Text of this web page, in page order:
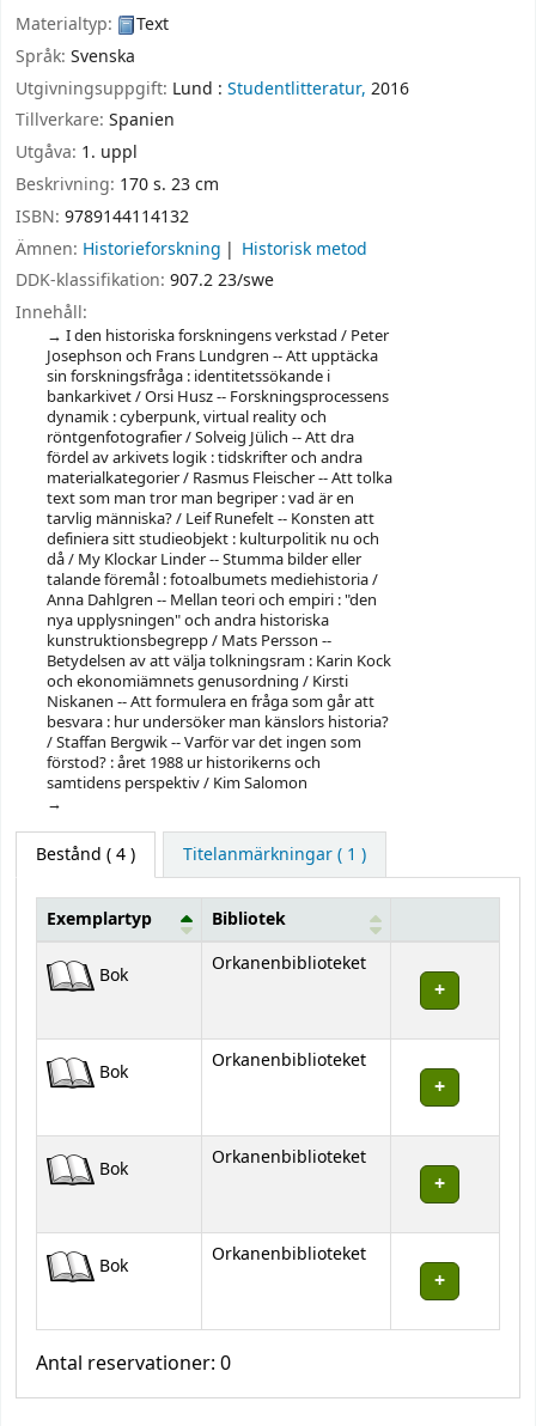
Materialtyp:
Text
Språk: Svenska
Utgivningsuppgift: Lund : Studentlitteratur, 2016
Tillverkare: Spanien
Utgåva: 1. uppl
Beskrivning: 170 s. 23 cm
ISBN: 9789144114132
Ämnen: Historieforskning
Historisk metod
DDK-klassifikation: 907.2 23/swe
Innehåll:
I den historiska forskningens verkstad / Peter
Josephson och Frans Lundgren -- Att upptäcka
sin forskningsfråga : identitetssökande i
bankarkivet / Orsi Husz -- Forskningsprocessens
dynamik : cyberpunk, virtual reality och
röntgenfotografier / Solveig Jülich -- Att dra
fördel av arkivets logik : tidskrifter och andra
materialkategorier / Rasmus Fleischer -- Att tolka
text som man tror man begriper : vad är en
tarvlig människa? / Leif Runefelt -- Konsten att
definiera sitt studieobjekt : kulturpolitik nu och
då / My Klockar Linder -- Stumma bilder eller
talande föremål : fotoalbumets mediehistoria /
Anna Dahlgren -- Mellan teori och empiri : "den
nya upplysningen" och andra historiska
kunstruktionsbegrepp / Mats Persson --
Betydelsen av att välja tolkningsram : Karin Kock
och ekonomiämnets genusordning / Kirsti
Niskanen -- Att formulera en fråga som går att
besvara : hur undersöker man känslors historia?
/ Staffan Bergwik -- Varför var det ingen som
förstod? : året 1988 ur historikerns och
samtidens perspektiv / Kim Salomon
Bestånd ( 4 ) Titelanmärkningar ( 1 )
Bestånd
Exemplartyp Bibliotek
Bok Orkanenbiblioteket
Bok Orkanenbiblioteket
Bok Orkanenbiblioteket
Bok Orkanenbiblioteket
Antal reservationer: 0